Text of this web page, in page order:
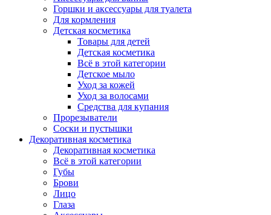
Горшки и аксессуары для туалета
Для кормления
Детская косметика
Товары для детей
Детская косметика
Всё в этой категории
Детское мыло
Уход за кожей
Уход за волосами
Средства для купания
Прорезыватели
Соски и пустышки
Декоративная косметика
Декоративная косметика
Всё в этой категории
Губы
Брови
Лицо
Глаза